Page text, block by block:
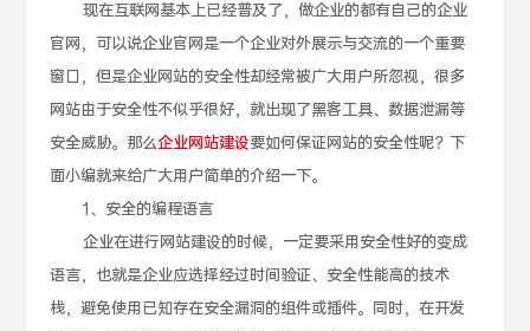
现在互联网基本上已经普及了，做企业的都有自己的企业
官网，可以说企业官网是一个企业对外展示与交流的一个重要
窗口，但是企业网站的安全性却经常被广大用户所忽视，很多
网站由于安全性不似乎很好，就出现了黑客工具、数据泄漏等
安全威胁。那么企业网站建设要如何保证网站的安全性呢？下
面小编就来给广大用户简单的介绍一下。
1、安全的编程语言
企业在进行网站建设的时候，一定要采用安全性好的变成
语言，也就是企业应选择经过时间验证、安全性能高的技术
栈，避免使用已知存在安全漏洞的组件或插件。同时，在开发